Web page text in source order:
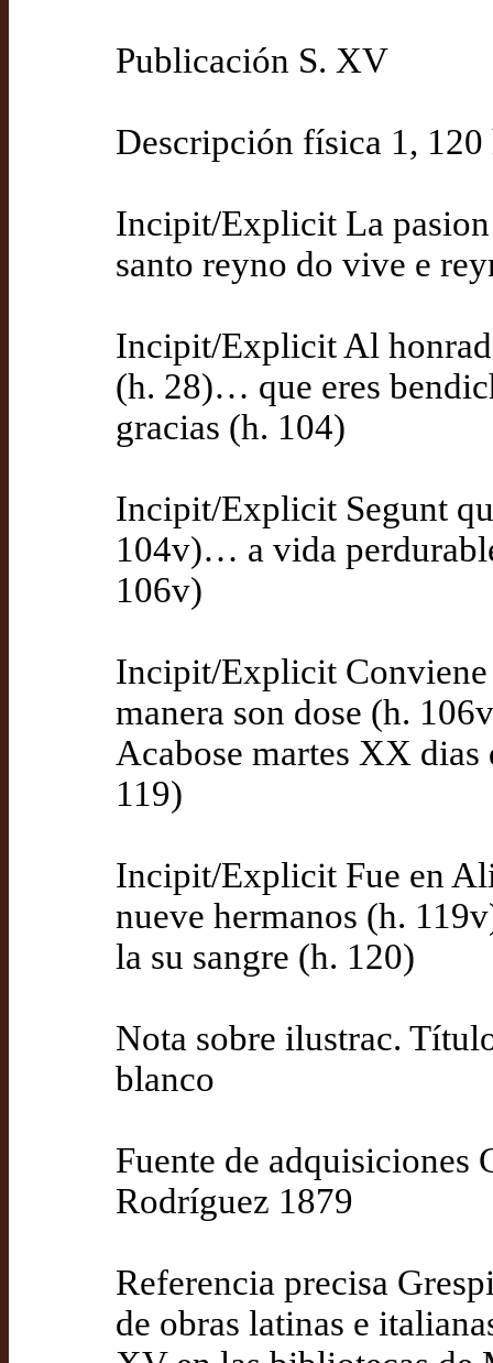
Publicación S. XV
Descripción física 1,
Incipit/Explicit La
santo reyno do vive e
Incipit/Explicit Al
(h. 28)… que eres
gracias (h. 104)
Incipit/Explicit Segunt
104v)… a vida
106v)
Incipit/Explicit Conviene
manera son dose (h.
Acabose martes XX
119)
Incipit/Explicit Fue en
nueve hermanos (h.
la su sangre (h. 120)
Nota sobre ilustrac.
blanco
Fuente de adquisiciones
Rodríguez 1879
Referencia precisa
de obras latinas e